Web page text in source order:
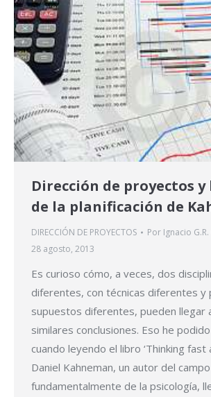
Dirección de proyectos
de la planificación de
DIRECCIÓN DE PROYECTOS Por Ignacio
28 agosto, 2013
Es curioso cómo, a veces, dos
diferentes, con técnicas diferentes y
supuestos diferentes, pueden llegar
similares conclusiones. Eso he
cuando leyendo el libro ‘Thinking fast
Daniel Kahneman, un autor del campo
fundamentalmente de la psicología,